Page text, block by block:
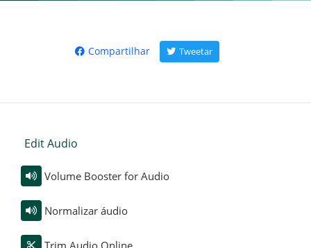
Compartilhar Tweetar
Edit Audio
Volume Booster for Audio
Normalizar áudio
Trim Audio Online